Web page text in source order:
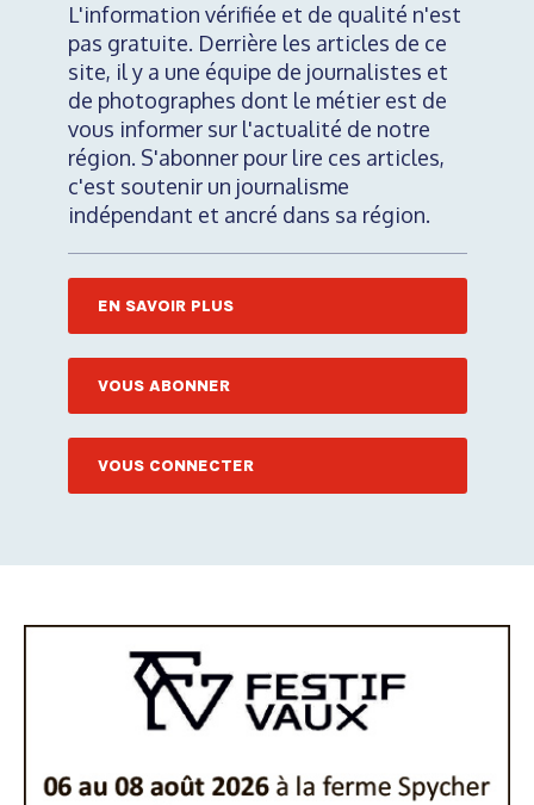
L'information vérifiée et de qualité n'est
pas gratuite. Derrière les articles de ce
site, il y a une équipe de journalistes et
de photographes dont le métier est de
vous informer sur l'actualité de notre
région. S'abonner pour lire ces articles,
c'est soutenir un journalisme
indépendant et ancré dans sa région.
EN SAVOIR PLUS
VOUS ABONNER
VOUS CONNECTER